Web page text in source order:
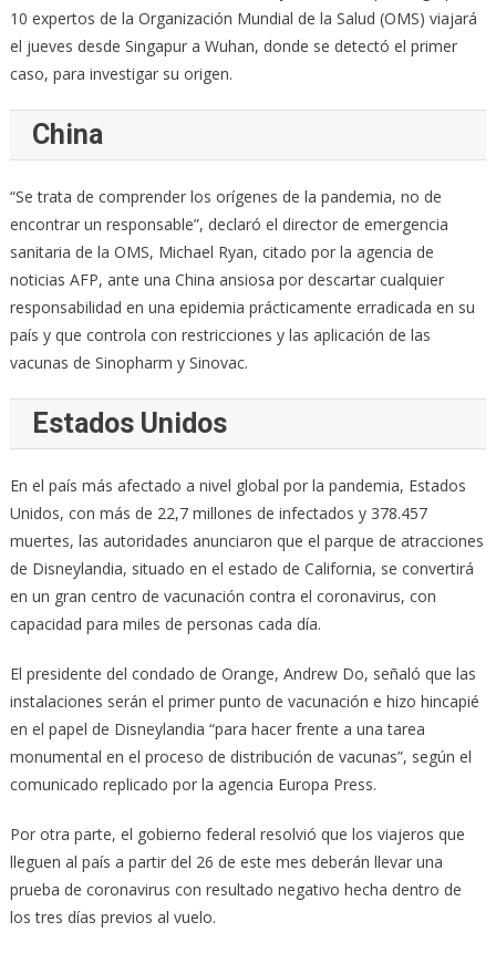
10 expertos de la Organización Mundial de la Salud (OMS) viajará
el jueves desde Singapur a Wuhan, donde se detectó el primer
caso, para investigar su origen.
China
“Se trata de comprender los orígenes de la pandemia, no de
encontrar un responsable”, declaró el director de emergencia
sanitaria de la OMS, Michael Ryan, citado por la agencia de
noticias AFP, ante una China ansiosa por descartar cualquier
responsabilidad en una epidemia prácticamente erradicada en su
país y que controla con restricciones y las aplicación de las
vacunas de Sinopharm y Sinovac.
Estados Unidos
En el país más afectado a nivel global por la pandemia, Estados
Unidos, con más de 22,7 millones de infectados y 378.457
muertes, las autoridades anunciaron que el parque de atracciones
de Disneylandia, situado en el estado de California, se convertirá
en un gran centro de vacunación contra el coronavirus, con
capacidad para miles de personas cada día.
El presidente del condado de Orange, Andrew Do, señaló que las
instalaciones serán el primer punto de vacunación e hizo hincapié
en el papel de Disneylandia “para hacer frente a una tarea
monumental en el proceso de distribución de vacunas”, según el
comunicado replicado por la agencia Europa Press.
Por otra parte, el gobierno federal resolvió que los viajeros que
lleguen al país a partir del 26 de este mes deberán llevar una
prueba de coronavirus con resultado negativo hecha dentro de
los tres días previos al vuelo.